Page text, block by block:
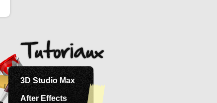
3D Studio Max
After Effects